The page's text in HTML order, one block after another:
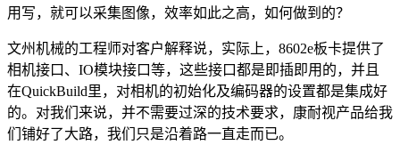
用写，就可以采集图像，效率如此之高，如何做到的？
文州机械的工程师对客户解释说，实际上，8602e板卡提供了
相机接口、IO模块接口等，这些接口都是即插即用的，并且
在QuickBuild里，对相机的初始化及编码器的设置都是集成好
的。对我们来说，并不需要过深的技术要求，康耐视产品给我
们铺好了大路，我们只是沿着路一直走而已。